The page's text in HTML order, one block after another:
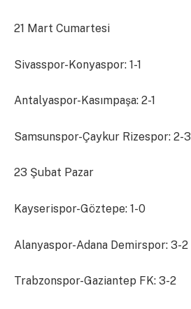
21 Mart Cumartesi
Sivasspor-Konyaspor: 1-1
Antalyaspor-Kasımpaşa: 2-1
Samsunspor-Çaykur Rizespor: 2-3
23 Şubat Pazar
Kayserispor-Göztepe: 1-0
Alanyaspor-Adana Demirspor: 3-2
Trabzonspor-Gaziantep FK: 3-2